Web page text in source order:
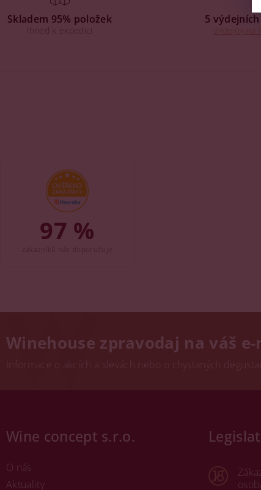
Skladem 95% položek
Ihned k expedici
5
Výdejny na
97 %
Winehouse zpravodaj na váš
Informace o akcích a slevách nebo o chystaných
Wine concept s.r.o.
O nás
Aktuality